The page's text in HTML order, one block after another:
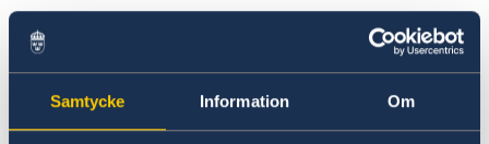
Samtycke Information Om
– Medlemskapet i Nato kommer att utgöra en
grundsten i Sveriges utrikes- och
säkerhetspolitik. Sverige ska vara en trovärdig,
pålitlig och solidarisk allierad, säger